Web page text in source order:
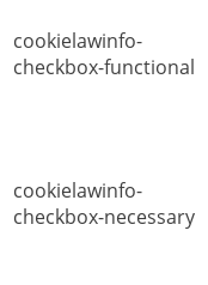
cookielawinfo-
checkbox-functional
cookielawinfo-
checkbox-necessary